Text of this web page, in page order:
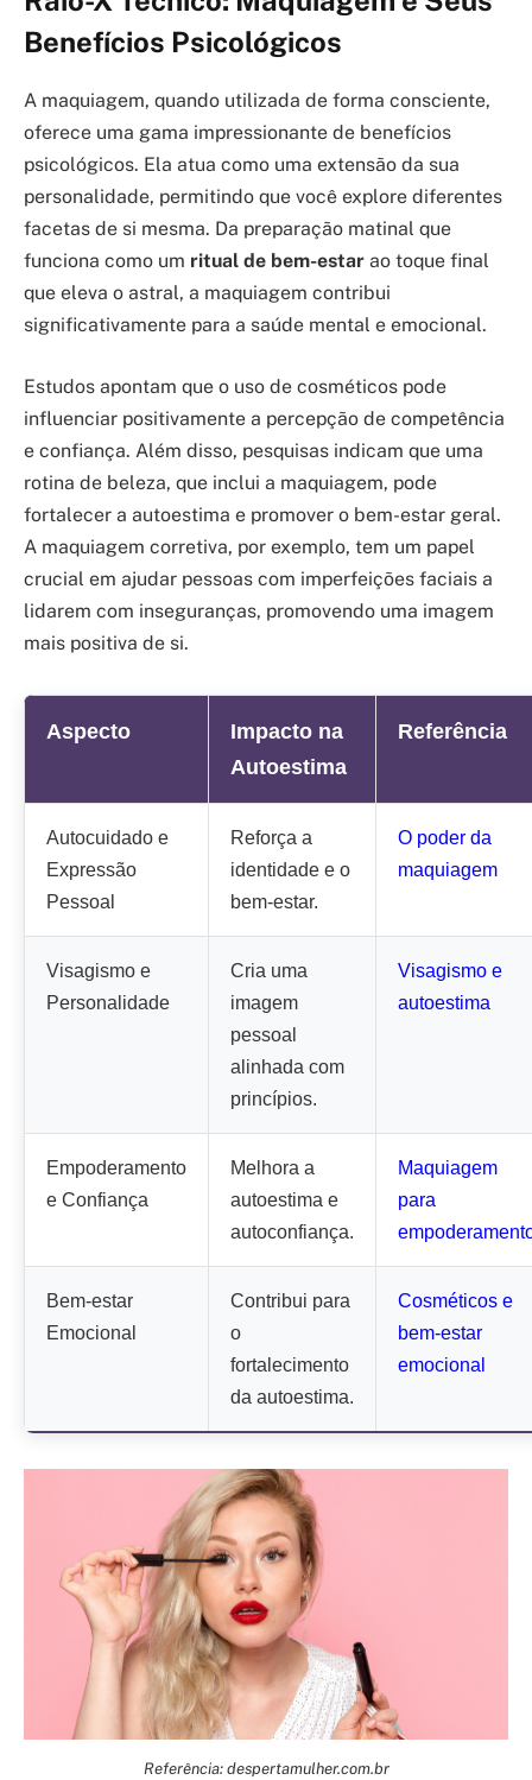
Benefícios Psicológicos
A maquiagem, quando utilizada de forma consciente,
oferece uma gama impressionante de benefícios
psicológicos. Ela atua como uma extensão da sua
personalidade, permitindo que você explore diferentes
facetas de si mesma. Da preparação matinal que
funciona como um ritual de bem-estar ao toque final
que eleva o astral, a maquiagem contribui
significativamente para a saúde mental e emocional.
Estudos apontam que o uso de cosméticos pode
influenciar positivamente a percepção de competência
e confiança. Além disso, pesquisas indicam que uma
rotina de beleza, que inclui a maquiagem, pode
fortalecer a autoestima e promover o bem-estar geral.
A maquiagem corretiva, por exemplo, tem um papel
crucial em ajudar pessoas com imperfeições faciais a
lidarem com inseguranças, promovendo uma imagem
mais positiva de si.
Aspecto
Impacto na
Autoestima
Referência
Autocuidado e
Expressão
Pessoal
Reforça a
identidade e o
bem-estar.
O poder da
maquiagem
Visagismo e
Personalidade
Cria uma
imagem
pessoal
alinhada com
princípios.
Visagismo e
autoestima
Empoderamento
e Confiança
Melhora a
autoestima e
autoconfiança.
Maquiagem
para
Bem-estar
Emocional
Contribui para
o
fortalecimento
da autoestima.
Cosméticos e
bem-estar
emocional
Referência: despertamulher.com.br